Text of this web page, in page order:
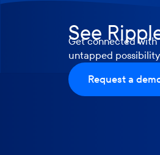
See
Get connected with
untapped
Request a